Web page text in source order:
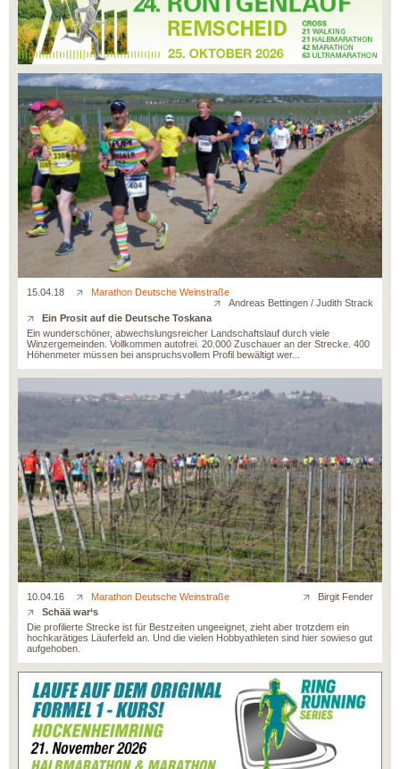
15.04.18
Marathon Deutsche Weinstraße
Andreas Bettingen / Judith Strack
Ein Prosit auf die Deutsche Toskana
Ein wunderschöner, abwechslungsreicher Landschaftslauf durch viele
Winzergemeinden. Vollkommen autofrei. 20.000 Zuschauer an der Strecke. 400
Höhenmeter müssen bei anspruchsvollem Profil bewältigt wer...
10.04.16 Marathon Deutsche Weinstraße
Birgit Fender
Schää war‘s
Die profilierte Strecke ist für Bestzeiten ungeeignet, zieht aber trotzdem ein
hochkarätiges Läuferfeld an. Und die vielen Hobbyathleten sind hier sowieso gut
aufgehoben.